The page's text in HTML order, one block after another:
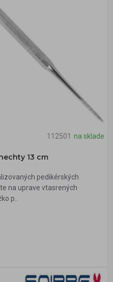
112501 na sklade
13 cm
pedikérských
na uprave vtasrených
p..